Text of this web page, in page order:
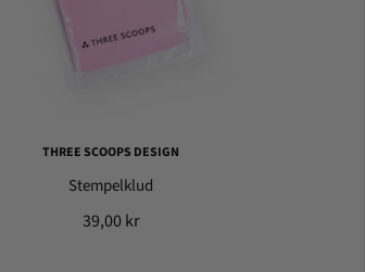
THREE SCOOPS DESIGN
Stempelklud
39,00 kr